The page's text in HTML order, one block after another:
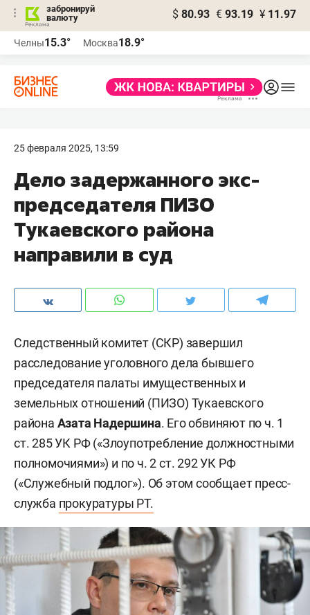
забронируй
валюту
$ 80.93 € 93.19 ¥ 11.97
Челны15.3° Москва18.9°
25 февраля 2025, 13:59
Дело задержанного экс-
председателя ПИЗО
Тукаевского района
направили в суд
Следственный комитет (СКР) завершил
расследование уголовного дела бывшего
председателя палаты имущественных и
земельных отношений (ПИЗО) Тукаевского
района Азата Надершина. Его обвиняют по ч. 1
ст. 285 УК РФ («Злоупотребление должностными
полномочиями») и по ч. 2 ст. 292 УК РФ
(«Служебный подлог»). Об этом сообщает пресс-
служба прокуратуры РТ.